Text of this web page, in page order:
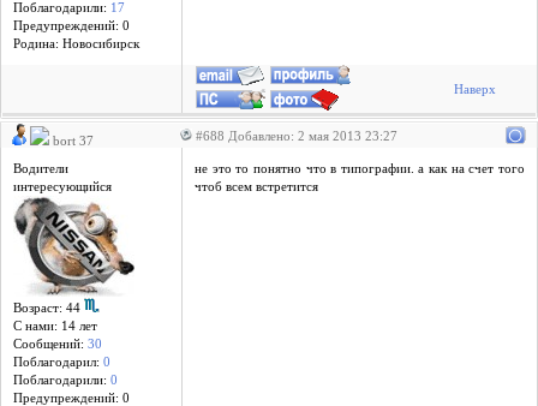
Поблагодарили: 17
Предупреждений: 0
Родина: Новосибирск
Наверх
bort 37 #688 Добавлено: 2 мая 2013 23:27
Водители
интересующийся
Возраст: 44
С нами: 14 лет
Сообщений: 30
Поблагодарил: 0
Поблагодарили: 0
Предупреждений: 0
не это то понятно что в типографии. а как на счет того
чтоб всем встретится